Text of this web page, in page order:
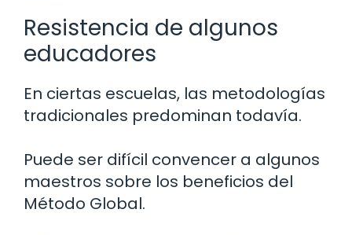
Resistencia de algunos
educadores
En ciertas escuelas, las metodologías
tradicionales predominan todavía.
Puede ser difícil convencer a algunos
maestros sobre los beneficios del
Método Global.